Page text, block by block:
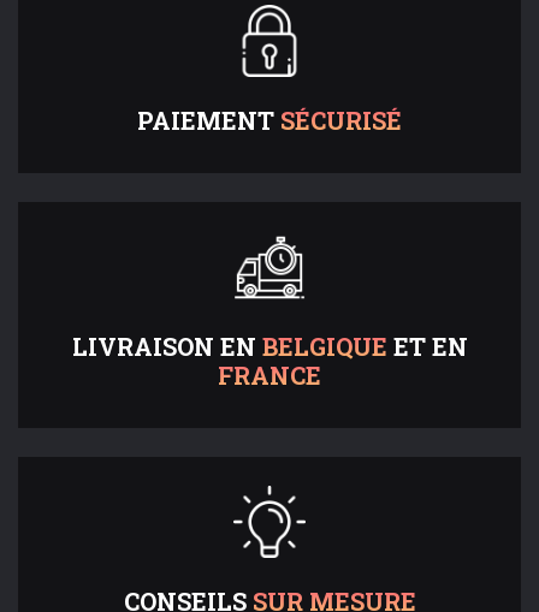
PAIEMENT SÉCURISÉ
LIVRAISON EN BELGIQUE ET EN
FRANCE
CONSEILS SUR MESURE